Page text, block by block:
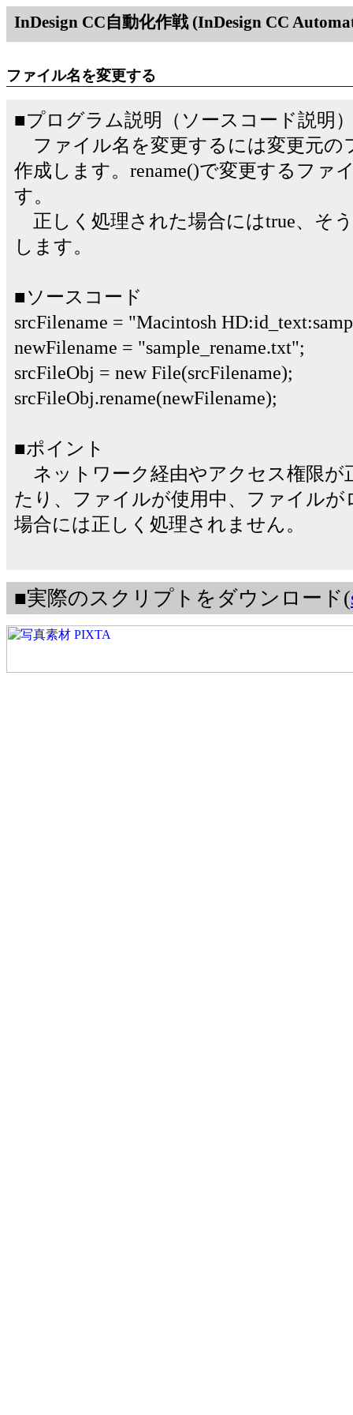
InDesign CC自動化作戦 (InDesign CC
ファイル名を変更する
■プログラム説明（ソースコード説明
ファイル名を変更するには変更元の
作成します。rename()で変更するファ
す。
正しく処理された場合にはtrue、そ
します。
■ソースコード
srcFilename = "Macintosh
newFilename = "sample_rename.txt";
srcFileObj = new File(srcFilename);
srcFileObj.rename(newFilename);
■ポイント
ネットワーク経由やアクセス権限が
たり、ファイルが使用中、ファイル
場合には正しく処理されません。
■実際のスクリプトをダウンロード(